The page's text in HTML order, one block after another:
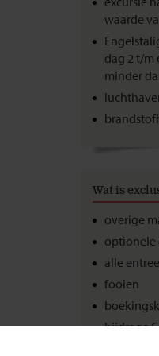
waarde
dag 2 t/m
minder
Wat is
overige
optionele
alle
fooien
bijdrage